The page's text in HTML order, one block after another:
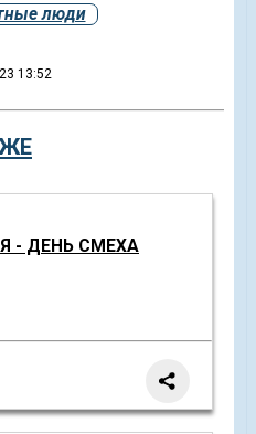
люди
13:52
- ДЕНЬ СМЕХА